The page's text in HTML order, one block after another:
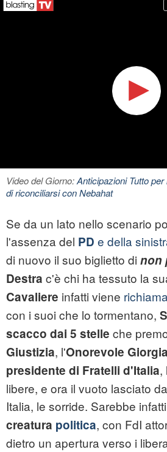
Video del Giorno:Anticipazioni Tutto
di riconciliarsi con Nebahat
Se da un lato nello scenario
l'assenza del PD e della
di nuovo il suo biglietto di non
Destra c'è chi ha tessuto la
Cavaliere infatti viene
con i suoi che lo tormentano,
scacco dai 5 stelle che
Giustizia, l'Onorevole Giorgia
presidente di Fratelli d'Italia,
libere, e ora il vuoto lasciato
Italia, le sorride. Sarebbe
creatura politica, con FdI
dietro un apertura verso i